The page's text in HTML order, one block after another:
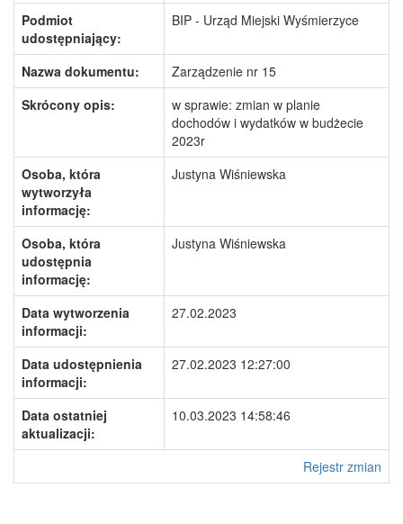
Podmiot
udostępniający:
BIP - Urząd Miejski Wyśmierzyce
Nazwa dokumentu:
Zarządzenie nr 15
Skrócony opis:
w sprawie: zmian w planie
dochodów i wydatków w budżecie
2023r
Osoba, która
wytworzyła
informację:
Justyna Wiśniewska
Osoba, która
udostępnia
informację:
Justyna Wiśniewska
Data wytworzenia
informacji:
27.02.2023
Data udostępnienia
informacji:
27.02.2023 12:27:00
Data ostatniej
aktualizacji:
10.03.2023 14:58:46
Rejestr zmian